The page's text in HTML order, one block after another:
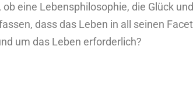
eine Lebensphilosophie, die Glück
dass das Leben in all seinen
um das Leben erforderlich?